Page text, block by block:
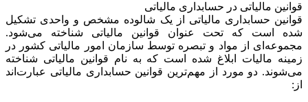
قوانین مالیاتی در حسابداری مالیاتی
قوانین حسابداری مالیاتی از یک شالوده مشخص و واحدی تشکیل
شده است که تحت عنوان قوانین مالیاتی شناخته می‌شود.
مجموعه‌ای از مواد و تبصره توسط سازمان امور مالیاتی کشور در
زمینه مالیات ابلاغ شده است که به نام قوانین مالیاتی شناخته
می‌شوند. دو مورد از مهم‌ترین قوانین حسابداری مالیاتی عبارت‌اند
از: